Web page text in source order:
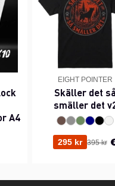
A4
EIGHT POINTER
Skäller det så
smäller det
295 kr 395 kr